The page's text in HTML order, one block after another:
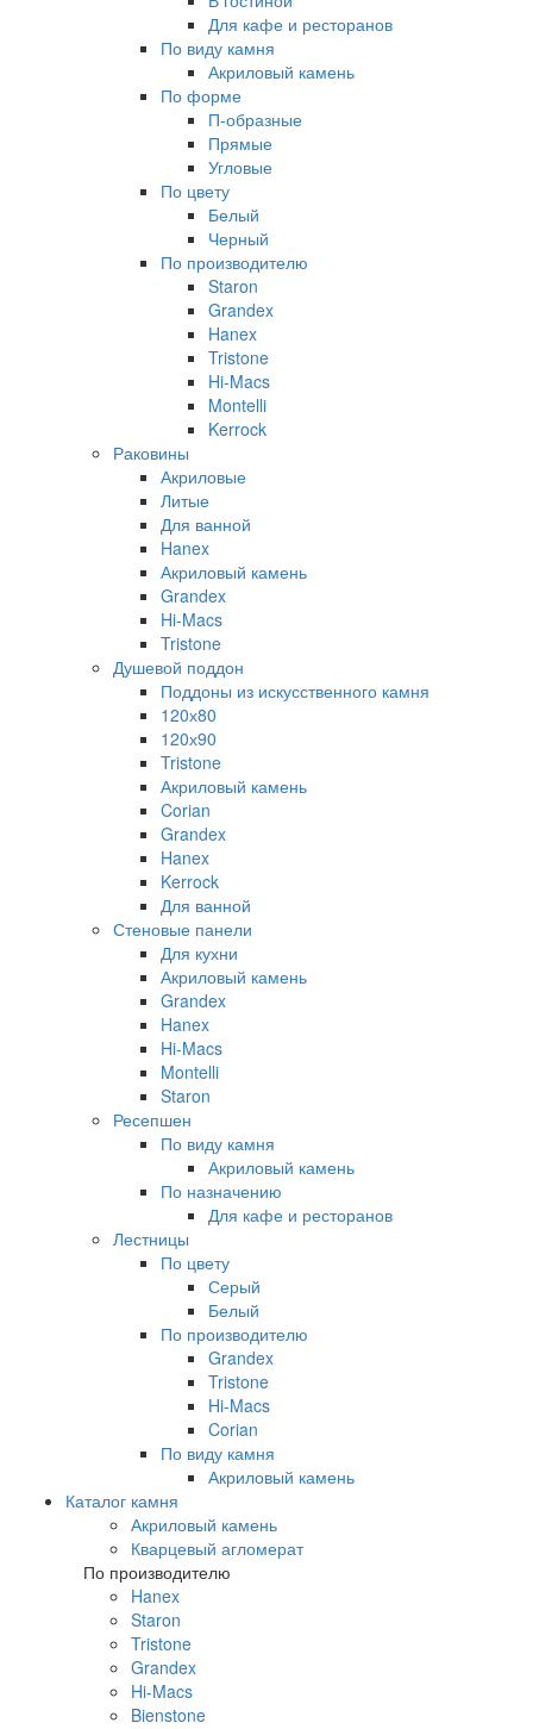
Для кафе и ресторанов
По виду камня
Акриловый камень
По форме
П-образные
Прямые
Угловые
По цвету
Белый
Черный
По производителю
Staron
Grandex
Hanex
Tristone
Hi-Macs
Montelli
Kerrock
Раковины
Акриловые
Литые
Для ванной
Hanex
Акриловый камень
Grandex
Hi-Macs
Tristone
Душевой поддон
Поддоны из искусственного камня
120х80
120х90
Tristone
Акриловый камень
Corian
Grandex
Hanex
Kerrock
Для ванной
Стеновые панели
Для кухни
Акриловый камень
Grandex
Hanex
Hi-Macs
Montelli
Staron
Ресепшен
По виду камня
Акриловый камень
По назначению
Для кафе и ресторанов
Лестницы
По цвету
Серый
Белый
По производителю
Grandex
Tristone
Hi-Macs
Corian
По виду камня
Акриловый камень
Каталог камня
Акриловый камень
Кварцевый агломерат
По производителю
Hanex
Staron
Tristone
Grandex
Hi-Macs
Bienstone